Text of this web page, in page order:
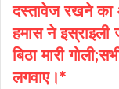
दस्तावेज रखने
हमास ने
बिठा मारी
लगवाए।*